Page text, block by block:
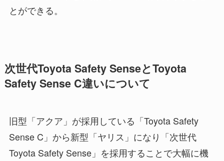
とができる。
次世代Toyota Safety SenseとToyota
Safety Sense C違いについて
旧型「アクア」が採用している「Toyota Safety
Sense C」から新型「ヤリス」になり「次世代
Toyota Safety Sense」を採用することで大幅に機